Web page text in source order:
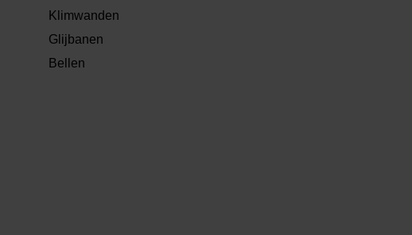
Klimwanden
Glijbanen
Bellen